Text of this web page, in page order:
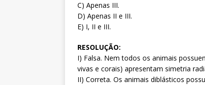
C) Apenas III.
D) Apenas II e III.
E) I, II e III.
RESOLUÇÃO:
I) Falsa. Nem todos os animais
vivas e corais) apresentam simetria
II) Correta. Os animais diblásticos